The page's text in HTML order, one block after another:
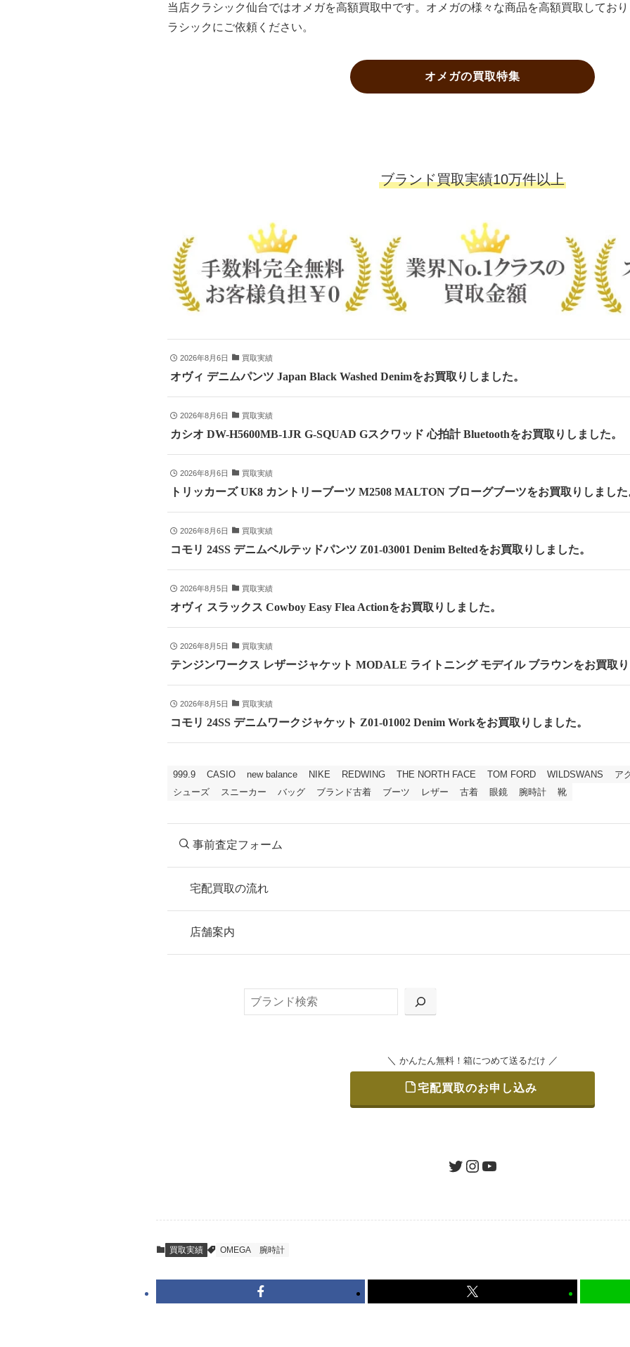
当店クラシック仙台ではオメガを高額買取中です。オメガの様々な商品を高額買取してお
ラシックにご依頼ください。
オメガの買取特集
ブランド買取実績10万件以上
2026年8月6日 買取実績
オヴィ デニムパンツ Japan Black Washed Denimをお買取りしました。
2026年8月6日 買取実績
カシオ DW-H5600MB-1JR G-SQUAD Gスクワッド 心拍計 Bluetoothをお買取りしました。
2026年8月6日 買取実績
トリッカーズ UK8 カントリーブーツ M2508 MALTON ブローグブーツをお買取りしました
2026年8月6日 買取実績
コモリ 24SS デニムベルテッドパンツ Z01-03001 Denim Beltedをお買取りしました。
2026年8月5日 買取実績
オヴィ スラックス Cowboy Easy Flea Actionをお買取りしました。
2026年8月5日 買取実績
テンジンワークス レザージャケット MODALE ライトニング モデイル ブラウンをお買取り
2026年8月5日 買取実績
コモリ 24SS デニムワークジャケット Z01-01002 Denim Workをお買取りしました。
999.9 CASIO new balance NIKE REDWING THE NORTH FACE TOM FORD WILDSWANS ア
シューズ
スニーカー バッグ ブランド古着 ブーツ レザー 古着 眼鏡 腕時計 靴
事前査定フォーム
宅配買取の流れ
お申込み
または梱包材不要の「集荷申込」からお選びいただけます。
箱に売りたいお品をつめて、送るだけで簡単にご利用いただけます。
到着即日に査定いたします。買取金額にご納得いただければ、最短即日の入金が
キャンセルも1点から可能、返送料も無料です。（すべて弊社が負担いたします
かんたん無料！箱につめて送るだけ
店舗案内
＼ かんたん無料！箱につめて送るだけ ／
宅配買取のお申し込み
ツイッターインスタグラムユーチューブ
買取実績 OMEGA 腕時計